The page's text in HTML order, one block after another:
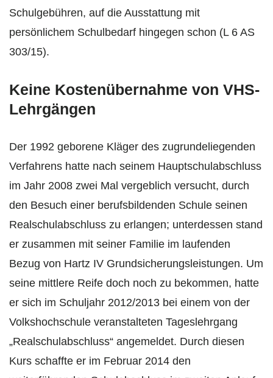
Schulgebühren, auf die Ausstattung mit
persönlichem Schulbedarf hingegen schon (L 6 AS
303/15).
Keine Kostenübernahme von VHS-
Lehrgängen
Der 1992 geborene Kläger des zugrundeliegenden
Verfahrens hatte nach seinem Hauptschulabschluss
im Jahr 2008 zwei Mal vergeblich versucht, durch
den Besuch einer berufsbildenden Schule seinen
Realschulabschluss zu erlangen; unterdessen stand
er zusammen mit seiner Familie im laufenden
Bezug von Hartz IV Grundsicherungsleistungen. Um
seine mittlere Reife doch noch zu bekommen, hatte
er sich im Schuljahr 2012/2013 bei einem von der
Volkshochschule veranstalteten Tageslehrgang
„Realschulabschluss“ angemeldet. Durch diesen
Kurs schaffte er im Februar 2014 den